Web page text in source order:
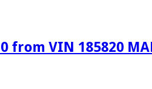
from VIN 185820